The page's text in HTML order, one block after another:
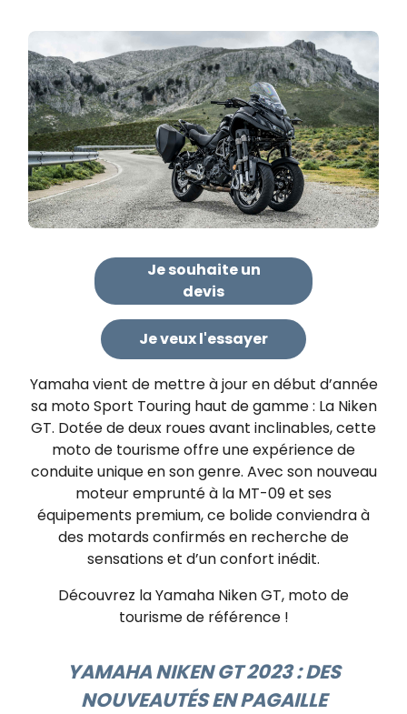
Je souhaite un
devis
Je veux l'essayer
Yamaha vient de mettre à jour en début d’année
sa moto Sport Touring haut de gamme : La Niken
GT. Dotée de deux roues avant inclinables, cette
moto de tourisme offre une expérience de
conduite unique en son genre. Avec son nouveau
moteur emprunté à la MT-09 et ses
équipements premium, ce bolide conviendra à
des motards confirmés en recherche de
sensations et d’un confort inédit.
Découvrez la Yamaha Niken GT, moto de
tourisme de référence !
YAMAHA NIKEN GT 2023 : DES
NOUVEAUTÉS EN PAGAILLE